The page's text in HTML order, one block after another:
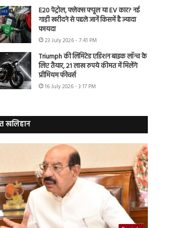
E20 पेट्रोल, फ्लेक्स फ्यूल या EV कार? नई
गाड़ी खरीदने से पहले जानें किसमें है ज्यादा
फायदा
23 July 2026 - 7:41 PM
Triumph की लिमिटेड एडिशन बाइक लॉन्च के
लिए तैयार, 21 लाख रुपये कीमत में मिलेंगे
प्रीमियम फीचर्स
16 July 2026 - 3:17 PM
खलिहान